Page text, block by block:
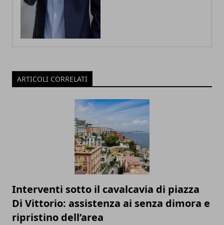
ARTICOLI CORRELATI
Interventi sotto il cavalcavia di piazza
Di Vittorio: assistenza ai senza dimora e
ripristino dell’area